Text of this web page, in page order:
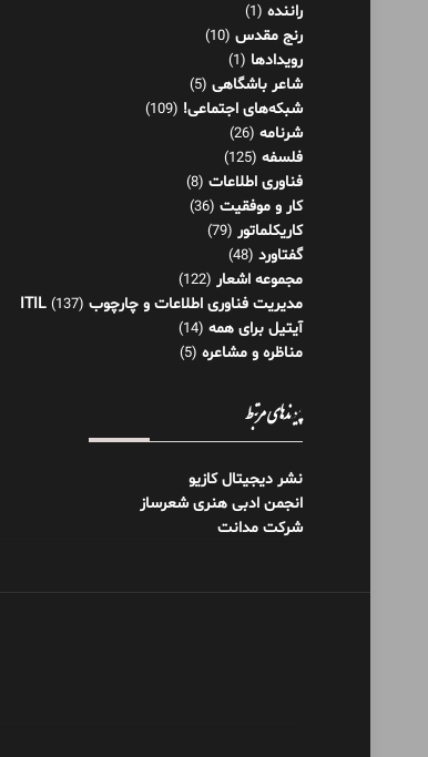
راننده (1)
رنج مقدس (10)
رویدادها (1)
شاعر باشگاهی (5)
شبکه‌های اجتماعی! (109)
شرنامه (26)
فلسفه (125)
فناوری اطلاعات (8)
کار و موفقیت (36)
کاریکلماتور (79)
گفتاورد (48)
مجموعه اشعار (122)
مدیریت فناوری اطلاعات و چارچوب ITIL (137)
آیتیل برای همه (14)
مناظره و مشاعره (5)
پیوندهای مرتبط
نشر دیجیتال کازیو
انجمن ادبی هنری شعرساز
شرکت مدانت